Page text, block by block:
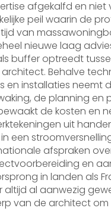
afgekalfd en niet
peil waarin de
van
nieuwe laag
buffer optreedt
Behalve
en installaties neemt
de planning en
de kosten en
uit
in een
afspraken
en
in landen als
altijd al aanwezig
van de architect om